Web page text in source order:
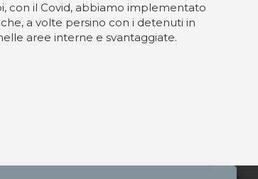
con il Covid, abbiamo implementato
a volte persino con i detenuti in
aree interne e svantaggiate.